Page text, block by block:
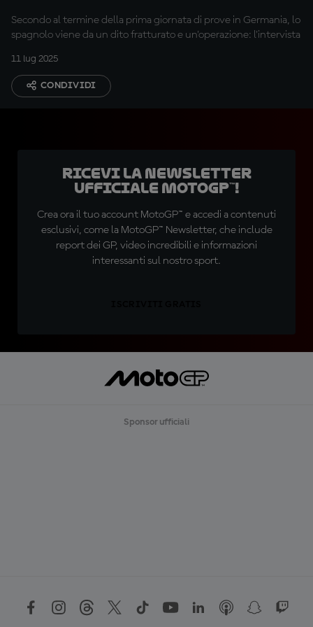
Secondo al termine della prima giornata di prove in Germania, lo
spagnolo viene da un dito fratturato e un'operazione: l'intervista
11 lug 2025
CONDIVIDI
Ricevi la newsletter
ufficiale MotoGP™!
Crea ora il tuo account MotoGP™ e accedi a contenuti
esclusivi, come la MotoGP™ Newsletter, che include
report dei GP, video incredibili e informazioni
interessanti sul nostro sport.
Sponsor ufficiali